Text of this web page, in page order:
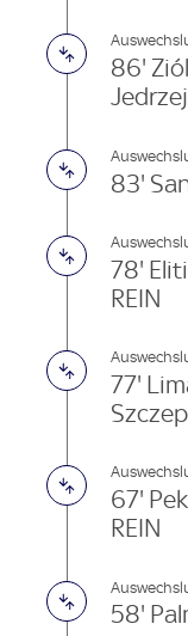
86'
83'
78'
REIN
77'
67'
REIN
58'